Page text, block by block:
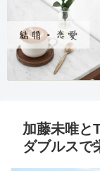
加藤未唯と
ダブルスで